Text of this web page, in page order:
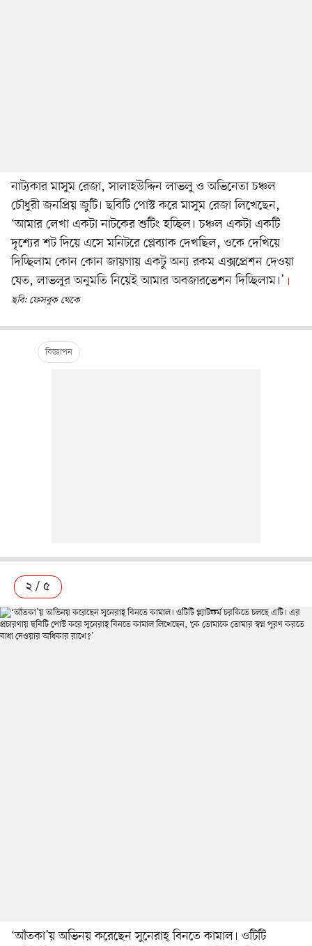
নাট্যকার মাসুম রেজা, সালাহউদ্দিন লাভলু ও অভিনেতা চঞ্চল
চৌধুরী জনপ্রিয় জুটি। ছবিটি পোস্ট করে মাসুম রেজা লিখেছেন,
‘আমার লেখা একটা নাটকের শুটিং হচ্ছিল। চঞ্চল একটা একটি
দৃশ্যের শট দিয়ে এসে মনিটরে প্লেব্যাক দেখছিল, ওকে দেখিয়ে
দিচ্ছিলাম কোন কোন জায়গায় একটু অন্য রকম এক্সপ্রেশন দেওয়া
যেত, লাভলুর অনুমতি নিয়েই আমার অবজারভেশন দিচ্ছিলাম।’
ছবি: ফেসবুক থেকে
২ / ৫
‘আঁতকা’য় অভিনয় করেছেন সুনেরাহ্ বিনতে কামাল। ওটিটি